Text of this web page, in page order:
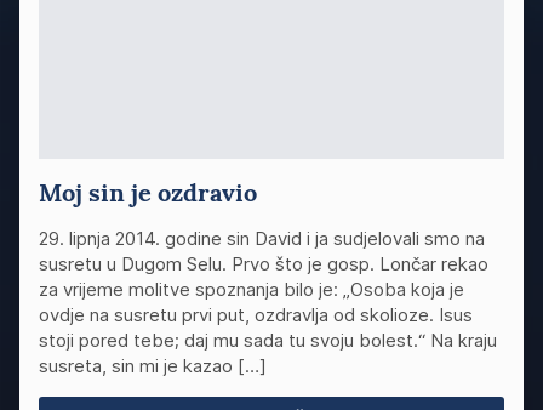
Moj sin je ozdravio
29. lipnja 2014. godine sin David i ja sudjelovali smo na
susretu u Dugom Selu. Prvo što je gosp. Lončar rekao
za vrijeme molitve spoznanja bilo je: „Osoba koja je
ovdje na susretu prvi put, ozdravlja od skolioze. Isus
stoji pored tebe; daj mu sada tu svoju bolest.“ Na kraju
susreta, sin mi je kazao […]